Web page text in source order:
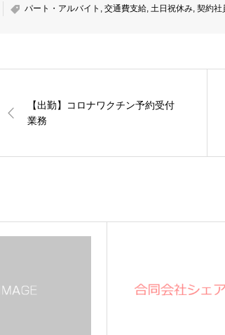
パート・アルバイト , 交通費支給, 土日祝休み, 契約社
【出勤】コロナワクチン予約受付
業務